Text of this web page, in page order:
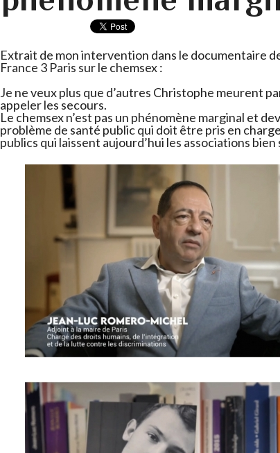
Extrait de mon intervention dans le documentaire
France 3 Paris sur le chemsex :
Je ne veux plus que d’autres Christophe meurent
appeler les secours.
Le chemsex n’est pas un phénomène marginal et
problème de santé public qui doit être pris en
publics qui laissent aujourd’hui les associations bien